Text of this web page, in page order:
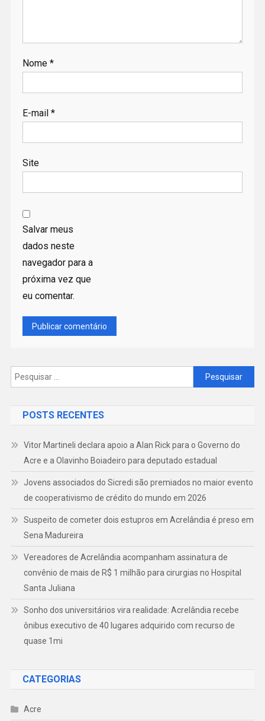
Nome *
E-mail *
Site
Salvar meus
dados neste
navegador para a
próxima vez que
eu comentar.
Pesquisar
por:
POSTS RECENTES
Vitor Martineli declara apoio a Alan Rick para o Governo do
Acre e a Olavinho Boiadeiro para deputado estadual
Jovens associados do Sicredi são premiados no maior evento
de cooperativismo de crédito do mundo em 2026
Suspeito de cometer dois estupros em Acrelândia é preso em
Sena Madureira
Vereadores de Acrelândia acompanham assinatura de
convênio de mais de R$ 1 milhão para cirurgias no Hospital
Santa Juliana
Sonho dos universitários vira realidade: Acrelândia recebe
ônibus executivo de 40 lugares adquirido com recurso de
quase 1mi
CATEGORIAS
Acre